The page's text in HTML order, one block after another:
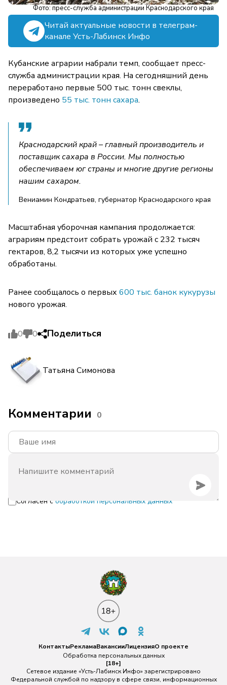
Фото: пресс-служба администрации Краснодарского края
Читай актуальные новости в телеграм-
канале Усть-Лабинск Инфо
Кубанские аграрии набрали темп, сообщает пресс-
служба администрации края. На сегодняшний день
переработано первые 500 тыс. тонн свеклы,
произведено 55 тыс. тонн сахара.
Краснодарский край – главный производитель и
поставщик сахара в России. Мы полностью
обеспечиваем юг страны и многие другие регионы
нашим сахаром.
Вениамин Кондратьев, губернатор Краснодарского края
Масштабная уборочная кампания продолжается:
аграриям предстоит собрать урожай с 232 тысяч
гектаров, 8,2 тысячи из которых уже успешно
обработаны.
Ранее сообщалось о первых 600 тыс. банок кукурузы
нового урожая.
0 0 Поделиться
Татьяна Симонова
Комментарии 0
Согласен с обработкой персональных данных
КонтактыРекламаВакансииЛицензияО проекте
Обработка персональных данных
[18+]
Сетевое издание «Усть-Лабинск Инфо» зарегистрировано
Федеральной службой по надзору в сфере связи, информационных